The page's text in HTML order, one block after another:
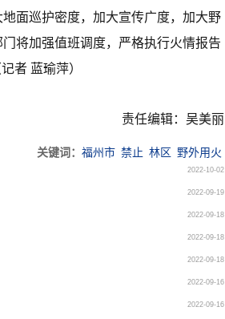
面巡护密度，加大宣传广度，加大野
将加强值班调度，严格执行火情报告
者 蓝瑜萍）
责任编辑：吴美丽
关键词： 福州市 禁止 林区
野外用火
2022-10-02
2022-09-19
2022-09-18
2022-09-18
2022-09-18
2022-09-16
2022-09-16